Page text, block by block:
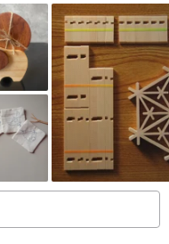
a magnetic layer on
the coaster becomes
to the touch.
to bring a modern and
make an original gift to
cute universal gift for
holidays such as
day, mother’s day,